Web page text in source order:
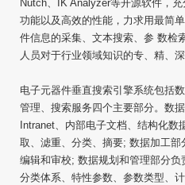
Nutch、IK Analyzer等开源软件，
功能以及高效的性能，力求用最简
件信息的采集、文本搜索、参 数检
人员对于行业领域知识的专、精、深
电子元器件垂直搜索引擎系统包括
管理、搜索服务四个主要部分。数
Intranet、内部电子文档、结构化
取、滤重、分类、摘要; 数据加工部
编辑和审校; 数据规划和管理部分
分类体系、特性参数、参数类型、